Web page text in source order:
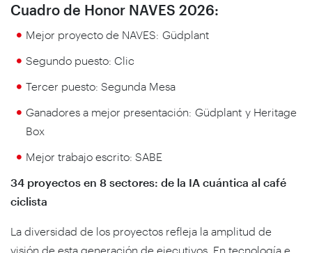
Cuadro de Honor NAVES 2026:
Mejor proyecto de NAVES: Güdplant
Segundo puesto: Clic
Tercer puesto: Segunda Mesa
Ganadores a mejor presentación: Güdplant y Heritage
Box
Mejor trabajo escrito: SABE
34 proyectos en 8 sectores: de la IA cuántica al café
ciclista
La diversidad de los proyectos refleja la amplitud de
visión de esta generación de ejecutivos. En tecnología e